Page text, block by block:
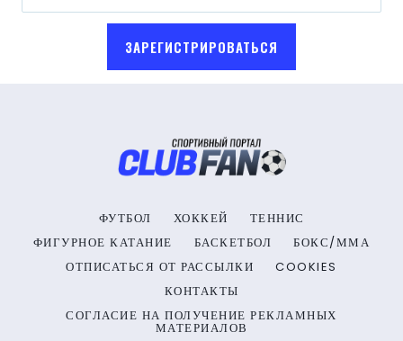
ЗАРЕГИСТРИРОВАТЬСЯ
ФУТБОЛ ХОККЕЙ
ТЕННИС
ФИГУРНОЕ КАТАНИЕ
БАСКЕТБОЛ
БОКС/ММА
ОТПИСАТЬСЯ ОТ РАССЫЛКИ
COOKIES
КОНТАКТЫ
СОГЛАСИЕ НА ПОЛУЧЕНИЕ РЕКЛАМНЫХ
МАТЕРИАЛОВ